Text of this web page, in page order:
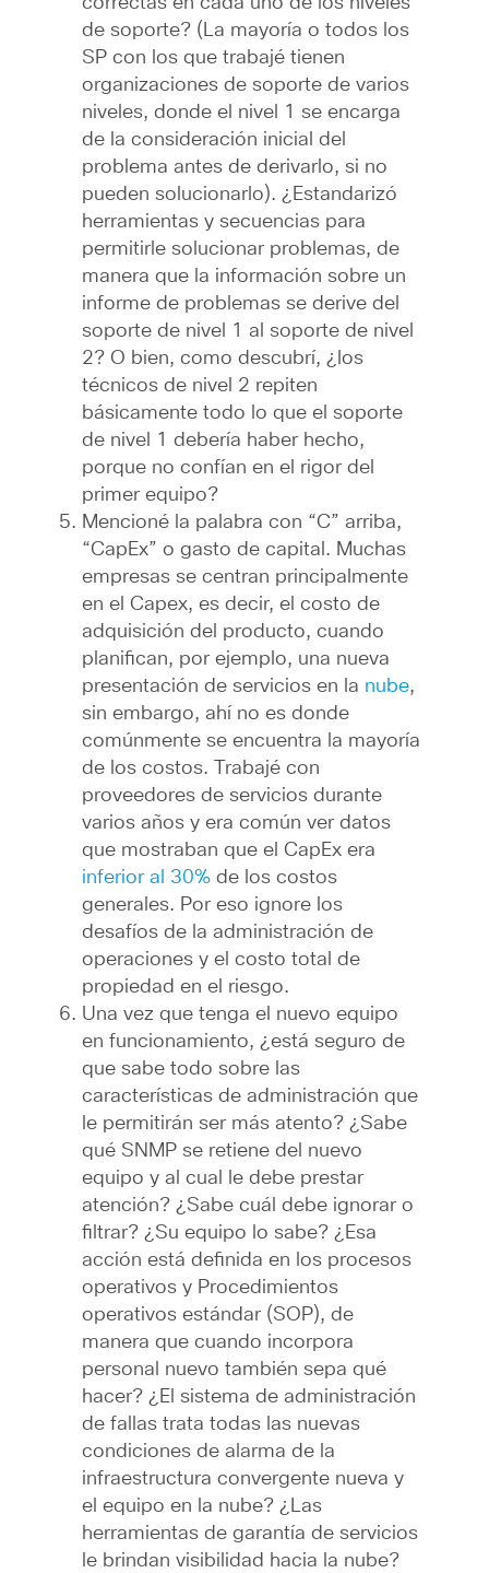
de soporte? (La mayoría o todos los
SP con los que trabajé tienen
organizaciones de soporte de varios
niveles, donde el nivel 1 se encarga
de la consideración inicial del
problema antes de derivarlo, si no
pueden solucionarlo). ¿Estandarizó
herramientas y secuencias para
permitirle solucionar problemas, de
manera que la información sobre un
informe de problemas se derive del
soporte de nivel 1 al soporte de nivel
2? O bien, como descubrí, ¿los
técnicos de nivel 2 repiten
básicamente todo lo que el soporte
de nivel 1 debería haber hecho,
porque no confían en el rigor del
primer equipo?
Mencioné la palabra con “C” arriba,
“CapEx” o gasto de capital. Muchas
empresas se centran principalmente
en el Capex, es decir, el costo de
adquisición del producto, cuando
planifican, por ejemplo, una nueva
presentación de servicios en la nube,
sin embargo, ahí no es donde
comúnmente se encuentra la mayoría
de los costos. Trabajé con
proveedores de servicios durante
varios años y era común ver datos
que mostraban que el CapEx era
inferior al 30% de los costos
generales. Por eso ignore los
desafíos de la administración de
operaciones y el costo total de
propiedad en el riesgo.
Una vez que tenga el nuevo equipo
en funcionamiento, ¿está seguro de
que sabe todo sobre las
características de administración que
le permitirán ser más atento? ¿Sabe
qué SNMP se retiene del nuevo
equipo y al cual le debe prestar
atención? ¿Sabe cuál debe ignorar o
filtrar? ¿Su equipo lo sabe? ¿Esa
acción está definida en los procesos
operativos y Procedimientos
operativos estándar (SOP), de
manera que cuando incorpora
personal nuevo también sepa qué
hacer? ¿El sistema de administración
de fallas trata todas las nuevas
condiciones de alarma de la
infraestructura convergente nueva y
el equipo en la nube? ¿Las
herramientas de garantía de servicios
le brindan visibilidad hacia la nube?